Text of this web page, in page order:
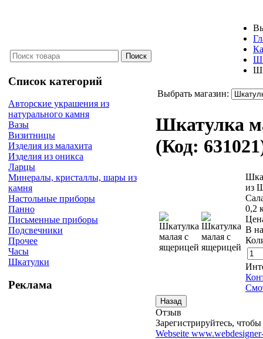
Список категорий
Авторские украшения из
натурального камня
Вазы
Визитницы
Изделия из малахита
Изделия из оникса
Ларцы
Минералы, кристаллы, шары из
камня
Настольные приборы
Панно
Письменные приборы
Подсвечники
Прочее
Часы
Шкатулки
Реклама
Выбрать магазин:
Шкатулка
(Код: 631021
из
0,2
В
Отзыв
Зарегистрируйтесь, чтобы
Webseite